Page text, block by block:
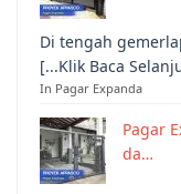
Di tengah
[...Klik Baca
In Pagar Expanda
Pagar
da…